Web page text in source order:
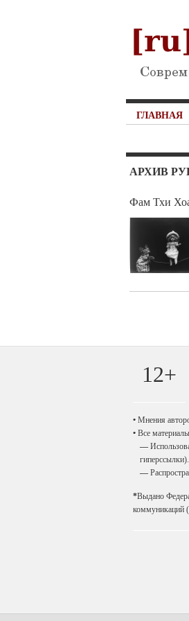
ГЛАВНАЯ
АРХИВ
Фам Тхи
12+
• Мнения
• Все
—
гиперссылки).
—
*Выдано
коммуникаций